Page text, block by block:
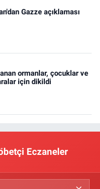
Gazze açıklaması
ormanlar, çocuklar ve
için dikildi
Eczaneler